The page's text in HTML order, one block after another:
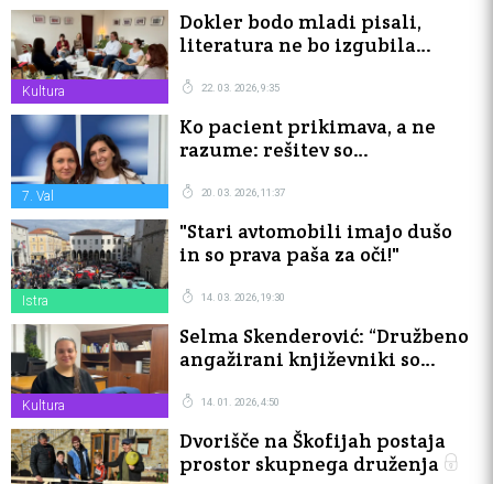
Kultura
Dokler bodo mladi pisali,
literatura ne bo izgubila
22. 03. 2026, 9:35
7. Val
Ko pacient prikimava, a ne
razume: rešitev so
20. 03. 2026, 11:37
Istra
"Stari avtomobili imajo dušo
in so prava paša za oči!"
14. 03. 2026, 19:30
Kultura
Selma Skenderović: “Družbeno
angažirani književniki so
14. 01. 2026, 4:50
Dvorišče na Škofijah postaja
prostor skupnega druženja